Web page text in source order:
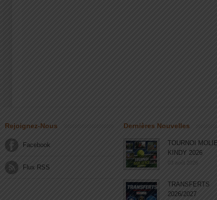
Rejoignez-Nous
Facebook
Flux RSS
Dernières Nouvelles
TOURNOI
KINDY 2026
03 août 2026
TRANSFERTS
2026/2027